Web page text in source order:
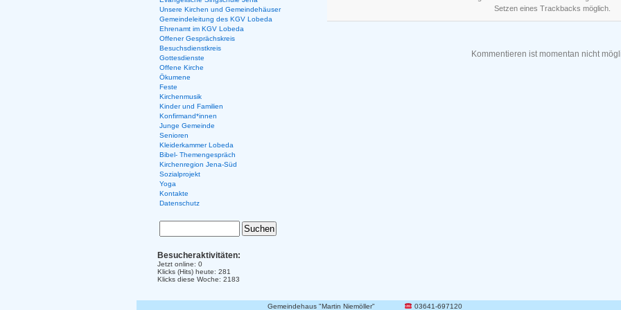
Setzen eines Trackbacks möglich.
Kommentieren ist momentan nicht
Unsere Kirchen und Gemeindehäuser
Gemeindeleitung des KGV Lobeda
Ehrenamt im KGV Lobeda
Offener Gesprächskreis
Besuchsdienstkreis
Gottesdienste
Offene Kirche
Ökumene
Feste
Kirchenmusik
Kinder und Familien
Konfirmand*innen
Junge Gemeinde
Senioren
Kleiderkammer Lobeda
Bibel- Themengespräch
Kirchenregion Jena-Süd
Sozialprojekt
Yoga
Kontakte
Datenschutz
Besucheraktivitäten:
Jetzt online: 0
Klicks (Hits) heute: 281
Klicks diese Woche: 2183
Gemeindehaus "Martin Niemöller" 03641-697120